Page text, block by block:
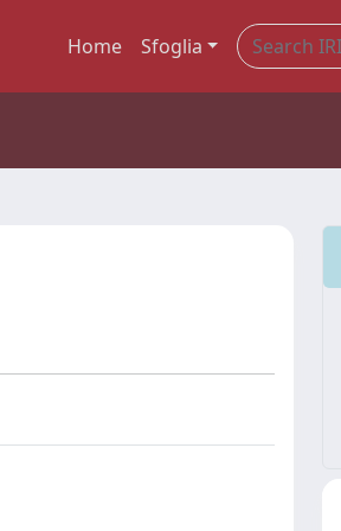
Home Sfoglia